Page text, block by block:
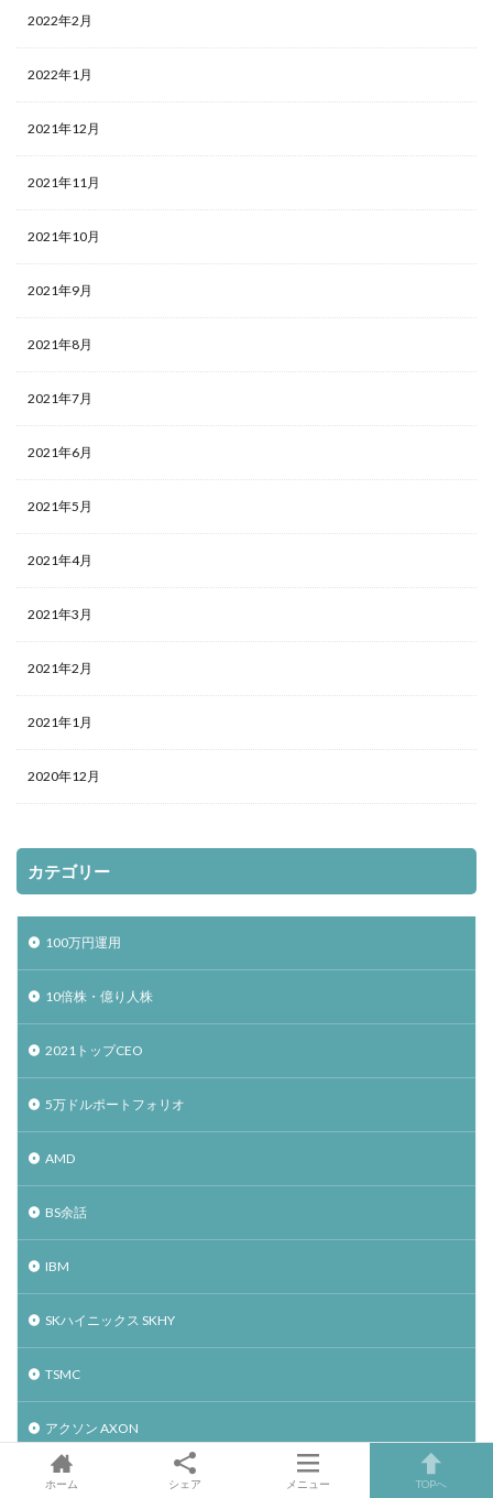
2022年2月
2022年1月
2021年12月
2021年11月
2021年10月
2021年9月
2021年8月
2021年7月
2021年6月
2021年5月
2021年4月
2021年3月
2021年2月
2021年1月
2020年12月
カテゴリー
100万円運用
10倍株・億り人株
2021トップCEO
5万ドルポートフォリオ
AMD
BS余話
IBM
SKハイニックス SKHY
TSMC
アクソン AXON
アップスタート UPST
ホーム シェア メニュー TOPへ